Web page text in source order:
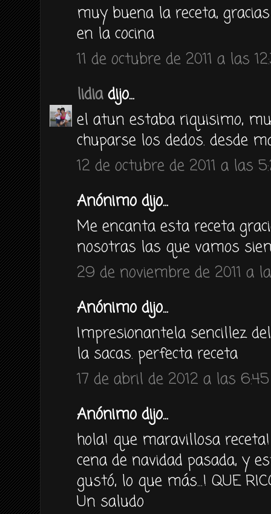
muy buena la receta,
en la cocina
11 de octubre de 2011 a las
lidiadijo...
el atun estaba riquisimo,
chuparse los dedos. desde
12 de octubre de 2011 a las
Anónimo dijo...
Me encanta esta receta
nosotras las que vamos
29 de noviembre de 2011 a
Anónimo dijo...
Impresionantela sencillez
la sacas. perfecta receta
17 de abril de 2012 a las 6:45
Anónimo dijo...
hola! que maravillosa
cena de navidad pasada, y
gustó, lo que más...! QUE
Un saludo